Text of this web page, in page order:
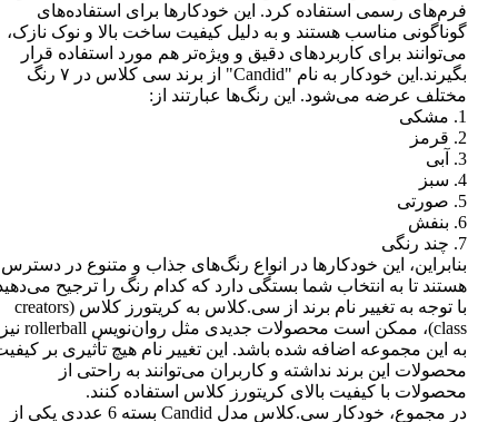
فرم‌های رسمی استفاده کرد. این خودکارها برای استفاده‌های
گوناگونی مناسب هستند و به دلیل کیفیت ساخت بالا و نوک نازک،
می‌توانند برای کاربردهای دقیق و ویژه‌تر هم مورد استفاده قرار
بگیرند.این خودکار به نام "Candid" از برند سی کلاس در ۷ رنگ
مختلف عرضه می‌شود. این رنگ‌ها عبارتند از:
1. مشکی
2. قرمز
3. آبی
4. سبز
5. صورتی
6. بنفش
7. چند رنگی
بنابراین، این خودکارها در انواع رنگ‌های جذاب و متنوع در دسترس
هستند تا به انتخاب شما بستگی دارد که کدام رنگ را ترجیح
با توجه به تغییر نام برند از سی.کلاس به کریتورز کلاس (creators
class)، ممکن است محصولات جدیدی مثل روان‌نویس rollerball نیز
به این مجموعه اضافه شده باشد. این تغییر نام هیچ تأثیری بر
محصولات این برند نداشته و کاربران می‌توانند به راحتی از
محصولات با کیفیت بالای کریتورز کلاس استفاده کنند.
در مجموع، خودکار سی.کلاس مدل Candid بسته 6 عددی یکی از